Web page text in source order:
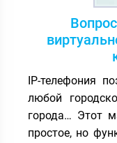
IP-телефония
любой
города… Этот
простое, но